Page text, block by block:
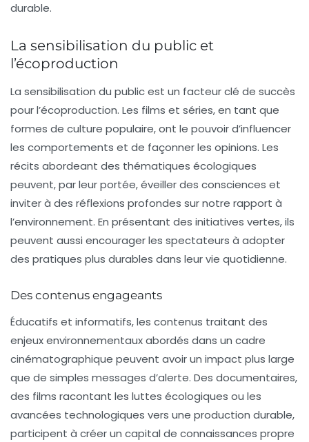
durable.
La sensibilisation du public et
l’écoproduction
La sensibilisation du public est un facteur clé de succès
pour l’écoproduction. Les films et séries, en tant que
formes de culture populaire, ont le pouvoir d’influencer
les comportements et de façonner les opinions. Les
récits abordeant des thématiques écologiques
peuvent, par leur portée, éveiller des consciences et
inviter à des réflexions profondes sur notre rapport à
l’environnement. En présentant des initiatives vertes, ils
peuvent aussi encourager les spectateurs à adopter
des pratiques plus durables dans leur vie quotidienne.
Des contenus engageants
Éducatifs et informatifs, les contenus traitant des
enjeux environnementaux abordés dans un cadre
cinématographique peuvent avoir un impact plus large
que de simples messages d’alerte. Des documentaires,
des films racontant les luttes écologiques ou les
avancées technologiques vers une production durable,
participent à créer un capital de connaissances propre